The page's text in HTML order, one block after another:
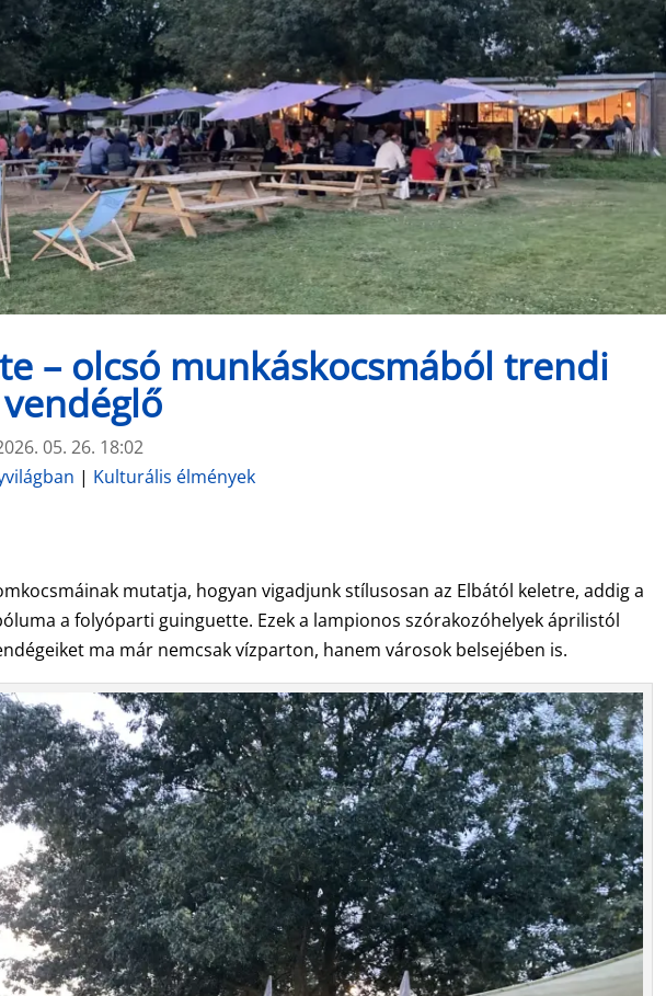
– olcsó munkáskocsmából trendi
05. 26. 18:02
| Kulturális élmények
mutatja, hogyan vigadjunk stílusosan az Elbától keletre, addig a
a folyóparti guinguette. Ezek a lampionos szórakozóhelyek áprilistól
ma már nemcsak vízparton, hanem városok belsejében is.